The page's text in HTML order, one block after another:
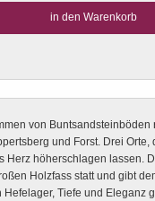
in den Warenkorb
von Buntsandsteinböden
und Forst. Drei Orte,
Herz höherschlagen lassen.
Holzfass statt und gibt
Hefelager, Tiefe und Eleganz